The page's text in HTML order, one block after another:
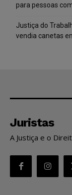
para pessoas
Justiça do
vendia canetas
Juristas
A Justiça e o